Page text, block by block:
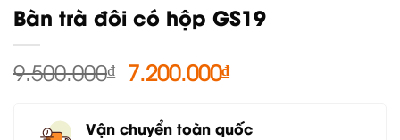
Bàn trà đôi có hộp GS19
9.500.000₫ Giá
gốc
7.200.000₫Giá
Vận chuyển toàn quốc